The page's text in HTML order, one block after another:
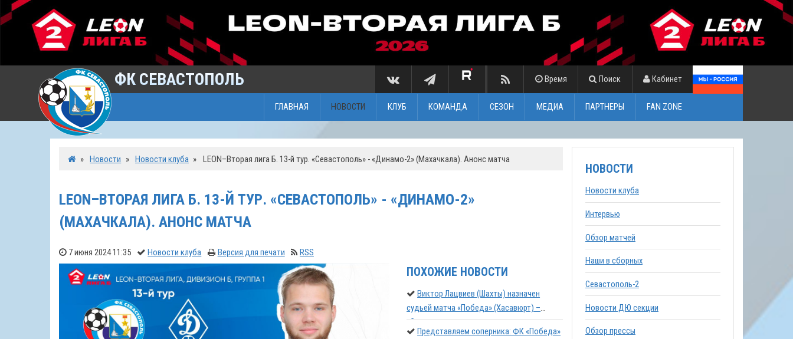
ФК СЕВАСТОПОЛЬ Время Поиск Кабинет
ГЛАВНАЯ НОВОСТИ КЛУБ КОМАНДА СЕЗОН МЕДИА ПАРТНЕРЫ FAN ZONE
» Новости » Новости клуба » LEON–Вторая лига Б. 13-й тур. «Севастополь» - «Динамо-2» (Махачкала). Анонс матча
LEON–ВТОРАЯ ЛИГА Б. 13-Й ТУР. «СЕВАСТОПОЛЬ» - «ДИНАМО-2»
(МАХАЧКАЛА). АНОНС МАТЧА
7 июня 2024 11:35 Новости клуба Версия для печати RSS
ПОХОЖИЕ НОВОСТИ
Виктор Лацвиев (Шахты) назначен
судьей матча «Победа» (Хасавюрт) –
«Севастополь»
Представляем соперника: ФК «Победа»
НОВОСТИ
Новости клуба
Интервью
Обзор матчей
Наши в сборных
Севастополь-2
Новости ДЮ секции
Обзор прессы